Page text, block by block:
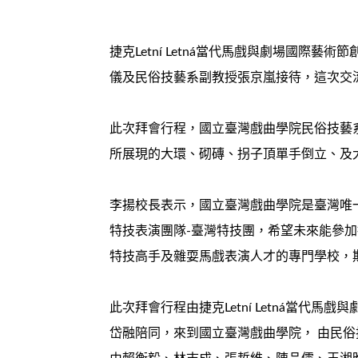
捷克Letní Letná當代馬戲與劇場國際藝術
儀及民俗技藝系副教授張京嵐接待，這次
此次拜會行程，國立臺灣戲曲學院民俗技
所展現的大環、砌磚、拐子頂單手倒立、
李揚校長表示，國立臺灣戲曲學院是臺灣
特技表演團隊-臺灣特技團，希望未來能參
特技高手及雜耍馬戲表演人才的專門學校
此次拜會行程由捷克Letní Letná當代馬戲
岱融陪同，來到國立臺灣戲曲學院， 由民